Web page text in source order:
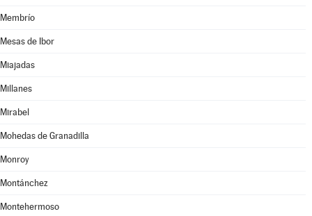
Membrío
Mesas de Ibor
Miajadas
Millanes
Mirabel
Mohedas de Granadilla
Monroy
Montánchez
Montehermoso